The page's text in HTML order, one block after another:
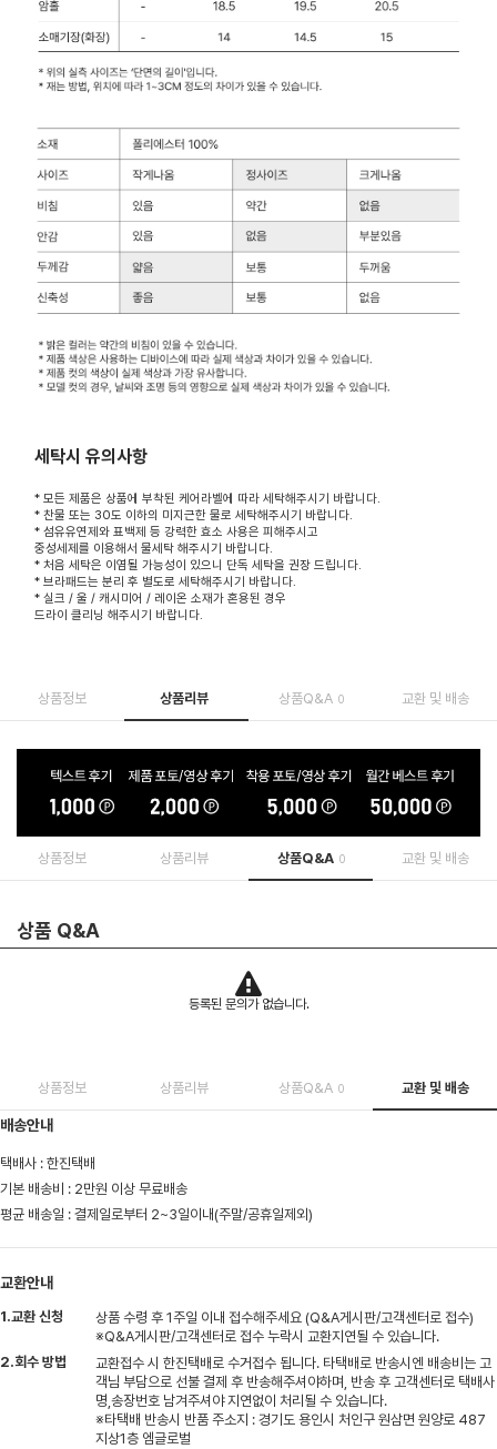
세탁시 유의사항
* 모든 제품은 상품에 부착된 케어라벨에 따라 세탁해주시기 바랍니다.
* 찬물 또는 30도 이하의 미지근한 물로 세탁해주시기 바랍니다.
* 섬유유연제와 표백제 등 강력한 효소 사용은 피해주시고
중성세제를 이용해서 물세탁 해주시기 바랍니다.
* 처음 세탁은 이염될 가능성이 있으니 단독 세탁을 권장 드립니다.
* 브라패드는 분리 후 별도로 세탁해주시기 바랍니다.
* 실크 / 울 / 캐시미어 / 레이온 소재가 혼용된 경우
드라이 클리닝 해주시기 바랍니다.
상품정보 상품리뷰 상품Q&A 0 교환 및 배송
상품정보 상품리뷰 상품Q&A 0 교환 및 배송
상품 Q&A
등록된 문의가 없습니다.
상품정보 상품리뷰 상품Q&A 0 교환 및 배송
배송안내
택배사 : 한진택배
기본 배송비 : 2만원 이상 무료배송
평균 배송일 : 결제일로부터 2~3일이내(주말/공휴일제외)
교환안내
1.교환 신청
상품 수령 후 1주일 이내 접수해주세요 (Q&A게시판/고객센터로 접수)
※Q&A게시판/고객센터로 접수 누락시 교환지연될 수 있습니다.
2.회수 방법
교환접수 시 한진택배로 수거접수 됩니다. 타택배로 반송시엔 배송비는 고
객님 부담으로 선불 결제 후 반송해주셔야하며, 반송 후 고객센터로 택배사
명,송장번호 남겨주셔야 지연없이 처리될 수 있습니다.
※타택배 반송시 반품 주소지 : 경기도 용인시 처인구 원삼면 원양로 487
지상1층 엠글로벌